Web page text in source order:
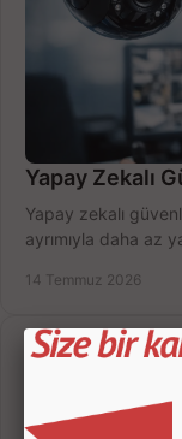
Yapay Zekalı
Yapay zekalı
ayrımıyla daha az
14 Temmuz 2026